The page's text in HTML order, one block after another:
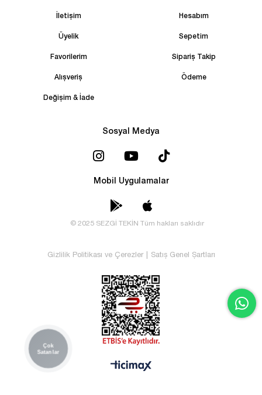
İletişim Hesabım
Üyelik Sepetim
Favorilerim Sipariş Takip
Alışveriş Ödeme
Değişim & İade
Sosyal Medya
Mobil Uygulamalar
© 2025 SEZGİ TEKİN Tüm hakları saklıdır
Gizlilik Politikası ve Çerezler Satış Genel Şartları
Çok
Satanlar